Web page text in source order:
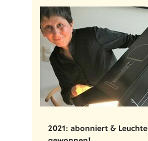
2021: abonniert & Leuchte